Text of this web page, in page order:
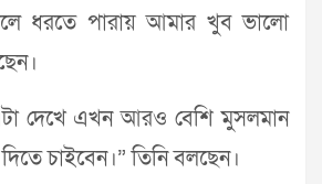
ধরতে পারায় আমার খুব ভালো
দেখে এখন আরও বেশি মুসলমান
চাইবেন।” তিনি বলছেন।